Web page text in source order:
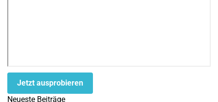
Jetzt ausprobieren
Neueste Beiträge